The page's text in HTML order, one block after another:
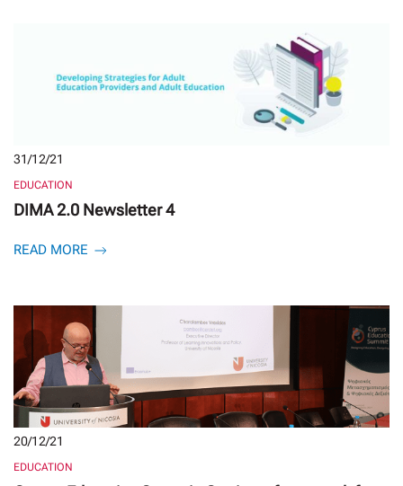
31/12/21
EDUCATION
DIMA 2.0 Newsletter 4
READ MORE
20/12/21
EDUCATION